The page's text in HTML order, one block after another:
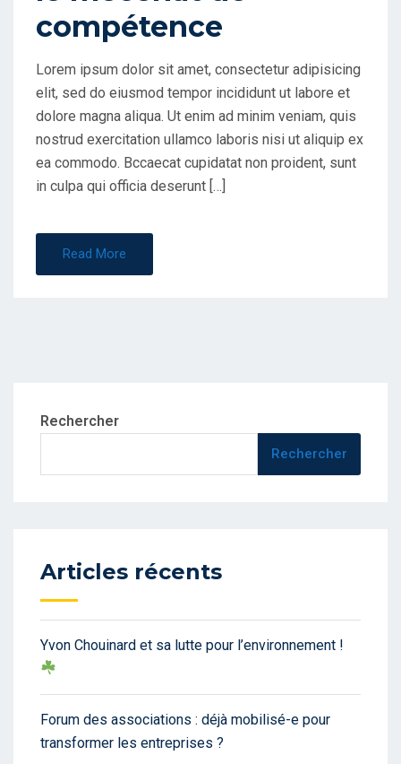
compétence
Lorem ipsum dolor sit amet, consectetur adipisicing
elit, sed do eiusmod tempor incididunt ut labore et
dolore magna aliqua. Ut enim ad minim veniam, quis
nostrud exercitation ullamco laboris nisi ut aliquip ex
ea commodo. Bccaecat cupidatat non proident, sunt
in culpa qui officia deserunt […]
Read More
Rechercher
Rechercher
Articles récents
Yvon Chouinard et sa lutte pour l’environnement !
Forum des associations : déjà mobilisé-e pour
transformer les entreprises ?